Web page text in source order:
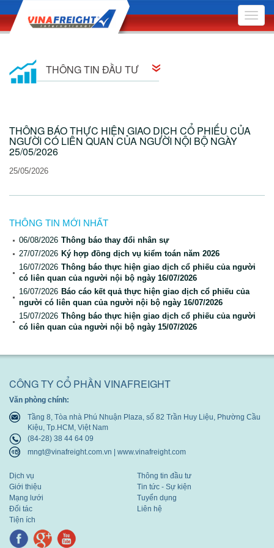
Toggle
THÔNG TIN ĐẦU TƯ
Quan hệ cổ đông
Báo cáo quản trị công ty
Bản cáo bạch
Báo cáo tài chính
Báo cáo thường niên
THÔNG BÁO THỰC HIỆN GIAO DỊCH CỔ PHIẾU CỦA
NGƯỜI CÓ LIÊN QUAN CỦA NGƯỜI NỘI BỘ NGÀY
25/05/2026
25/05/2026
THÔNG TIN MỚI NHẤT
06/08/2026 Thông báo thay đổi nhân sự
27/07/2026 Ký hợp đồng dịch vụ kiểm toán năm 2026
16/07/2026 Thông báo thực hiện giao dịch cổ phiếu của người
có liên quan của người nội bộ ngày 16/07/2026
16/07/2026 Báo cáo kết quả thực hiện giao dịch cổ phiếu của
người có liên quan của người nội bộ ngày 16/07/2026
15/07/2026 Thông báo thực hiện giao dịch cổ phiếu của người
có liên quan của người nội bộ ngày 15/07/2026
CÔNG TY CỔ PHẦN VINAFREIGHT
Văn phòng chính:
Tầng 8, Tòa nhà Phú Nhuận Plaza, số 82 Trần Huy Liệu, Phường Cầu
Kiệu, Tp.HCM, Việt Nam
(84-28) 38 44 64 09
mngt@vinafreight.com.vn | www.vinafreight.com
Dịch vụ
Giới thiệu
Mạng lưới
Đối tác
Tiện ích
Thông tin đầu tư
Tin tức - Sự kiện
Tuyển dụng
Liên hệ